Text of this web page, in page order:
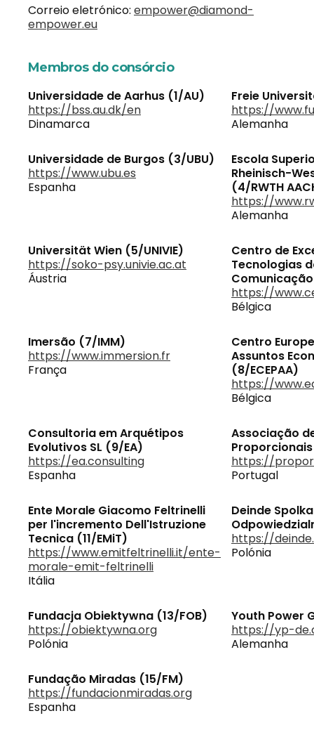
Correio eletrónico: empower@diamond-
empower.eu
Membros do consórcio
Universidade de Aarhus (1/AU)
https://bss.au.dk/en
Dinamarca
Freie
https://
Alemanha
Universidade de Burgos (3/UBU)
https://www.ubu.es
Espanha
Escola
Rheinisch-
(4/RWTH
https://
Alemanha
Universität Wien (5/UNIVIE)
https://soko-psy.univie.ac.at
Áustria
Centro de
Tecnologias
https://
Bélgica
Imersão (7/IMM)
https://www.immersion.fr
França
Centro
Assuntos
(8/ECEPAA)
https://
Bélgica
Consultoria em Arquétipos
Evolutivos SL (9/EA)
https://ea.consulting
Espanha
Associação
https://
Portugal
Ente Morale Giacomo Feltrinelli
per l'incremento Dell'Istruzione
Tecnica (11/EMiT)
https://www.emitfeltrinelli.it/ente-
morale-emit-feltrinelli
Itália
Deinde
https://
Polónia
Fundacja Obiektywna (13/FOB)
https://obiektywna.org
Polónia
Youth Power
https://yp-
Alemanha
Fundação Miradas (15/FM)
https://fundacionmiradas.org
Espanha